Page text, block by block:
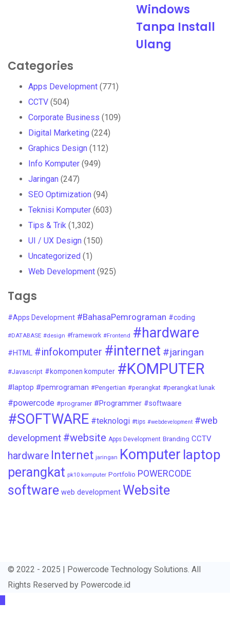
Windows
Tanpa Install
Ulang
Categories
Apps Development (771)
CCTV (504)
Corporate Business (109)
Digital Marketing (224)
Graphics Design (112)
Info Komputer (949)
Jaringan (247)
SEO Optimization (94)
Teknisi Komputer (603)
Tips & Trik (1,302)
UI / UX Design (150)
Uncategorized (1)
Web Development (925)
Tags
#Apps Development #BahasaPemrograman #coding
#DATABASE #design #framework #Frontend #hardware
#HTML #infokomputer #internet #jaringan
#Javascript #komponen komputer #KOMPUTER
#laptop #pemrograman #Pengertian #perangkat #perangkat lunak
#powercode #programer #Programmer #softwaare
#SOFTWARE #teknologi #tips #webdevelopment #web
development #website Apps Development Branding CCTV
hardware Internet jaringan Komputer laptop
perangkat pk10 komputer Portfolio POWERCODE
software web development Website
© 2022 - 2025 | Powercode Technology Solutions. All
Rights Reserved by Powercode.id